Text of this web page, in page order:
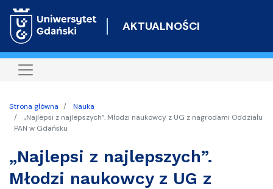
do
AKTUALNOŚCI
Strona główna
Nauka
„Najlepsi z najlepszych”. Młodzi naukowcy z UG z nagrodami Oddziału
PAN w Gdańsku
„Najlepsi z najlepszych”.
Młodzi naukowcy z UG z